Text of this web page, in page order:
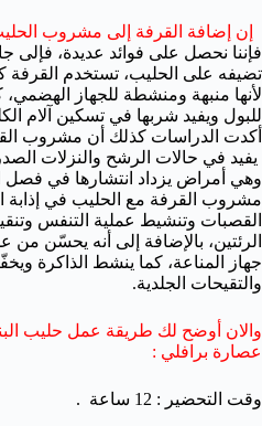
إن إضافة القرفة إلى مشروب
فإننا نحصل على فوائد عديدة، فإلى
تضيفه على الحليب، تستخدم القرفة
لأنها منبهة ومنشطة للجهاز
للبول ويفيد شربها في تسكين آلام
أكدت الدراسات كذلك أن مشروب
يفيد في حالات الرشح والنزلات
وهي أمراض يزداد انتشارها في فصل
مشروب القرفة مع الحليب في إذابة
القصبات وتنشيط عملية التنفس
الرئتين، بالإضافة إلى أنه يحسّن
جهاز المناعة، كما ينشط الذاكرة
والتقيحات الجلدية.
والان أوضح لك طريقة عمل حليب
عصارة برافلي :
وقت التحضير : 12 ساعة .